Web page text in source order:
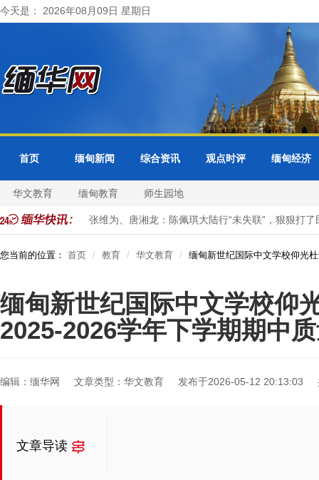
今天是： 2026年08月09日 星期日
首页 缅甸新闻 综合资讯 观点时评 缅甸经济
华文教育 缅甸教育 师生园地
作会议 张维为、唐湘龙：陈佩琪大陆行“未失联”，狠狠打了民
您当前的位置： 首页 教育 华文教育 缅甸新世纪国际中文学校仰光
缅甸新世纪国际中文学校仰
2025-2026学年下学期期中
编辑：缅华网 文章类型：华文教育 发布于2026-05-12 20:13:03
文章导读